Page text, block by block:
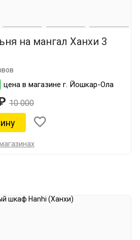
на мангал Ханхи 3
цена в магазине г. Йошкар-Ола
10 000